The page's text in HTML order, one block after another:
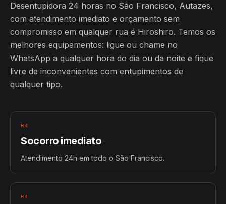
Desentupidora 24 horas no São Francisco, Autazes,
com atendimento imediato e orçamento sem
compromisso em qualquer rua é Hiroshiro. Temos os
melhores equipamentos: ligue ou chame no
WhatsApp a qualquer hora do dia ou da noite e fique
livre de inconvenientes com entupimentos de
qualquer tipo.
H4
Socorro imediato
Atendimento 24h em todo o São Francisco.
H4